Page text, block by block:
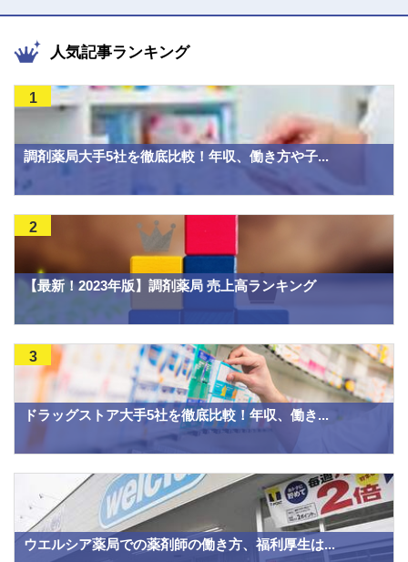
人気記事ランキング
調剤薬局大手5社を徹底比較！年収、働き方や子...
1
【最新！2023年版】調剤薬局 売上高ランキング
2
ドラッグストア大手5社を徹底比較！年収、働き...
3
ウエルシア薬局での薬剤師の働き方、福利厚生は...